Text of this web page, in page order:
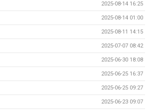
2025-08-14 16:25
2025-08-14 01:00
2025-08-11 14:15
2025-07-07 08:42
2025-06-30 18:08
2025-06-25 16:37
2025-06-25 09:27
2025-06-23 09:07